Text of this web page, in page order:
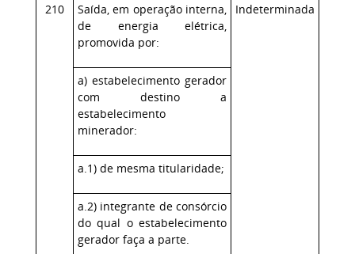
210
Saída, em operação interna,
de energia elétrica,
promovida por:
Indeterminada
a) estabelecimento gerador
com destino a
estabelecimento
minerador:
a.1) de mesma titularidade;
a.2) integrante de consórcio
do qual o estabelecimento
gerador faça a parte.